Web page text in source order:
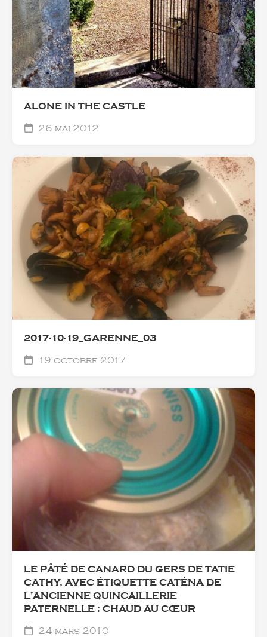
ALONE IN THE CASTLE
26 mai 2012
2017-10-19_GARENNE_03
19 octobre 2017
LE PÂTÉ DE CANARD DU GERS DE TATIE
CATHY, AVEC ÉTIQUETTE CATÉNA DE
L'ANCIENNE QUINCAILLERIE
PATERNELLE : CHAUD AU CŒUR
24 mars 2010